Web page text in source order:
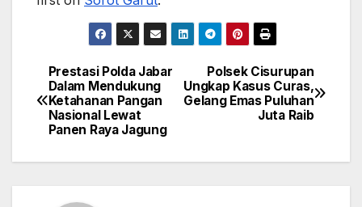
Post
navigation
Polsek Cisurupan
Ungkap Kasus Curas,
Gelang Emas Puluhan
Juta Raib
Prestasi Polda Jabar
Dalam Mendukung
Ketahanan Pangan
Nasional Lewat
Panen Raya Jagung